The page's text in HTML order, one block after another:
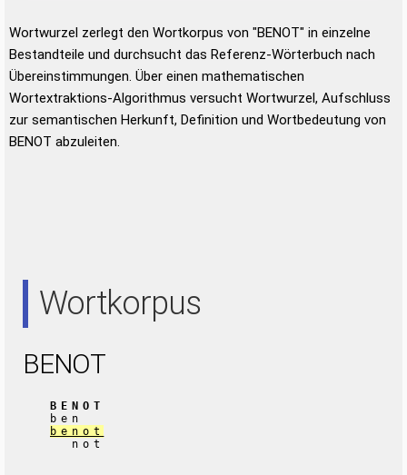
Wortwurzel zerlegt den Wortkorpus von "BENOT" in einzelne
Bestandteile und durchsucht das Referenz-Wörterbuch nach
Übereinstimmungen. Über einen mathematischen
Wortextraktions-Algorithmus versucht Wortwurzel, Aufschluss
zur semantischen Herkunft, Definition und Wortbedeutung von
BENOT abzuleiten.
Wortkorpus
BENOT
BENOT
ben
benot
not